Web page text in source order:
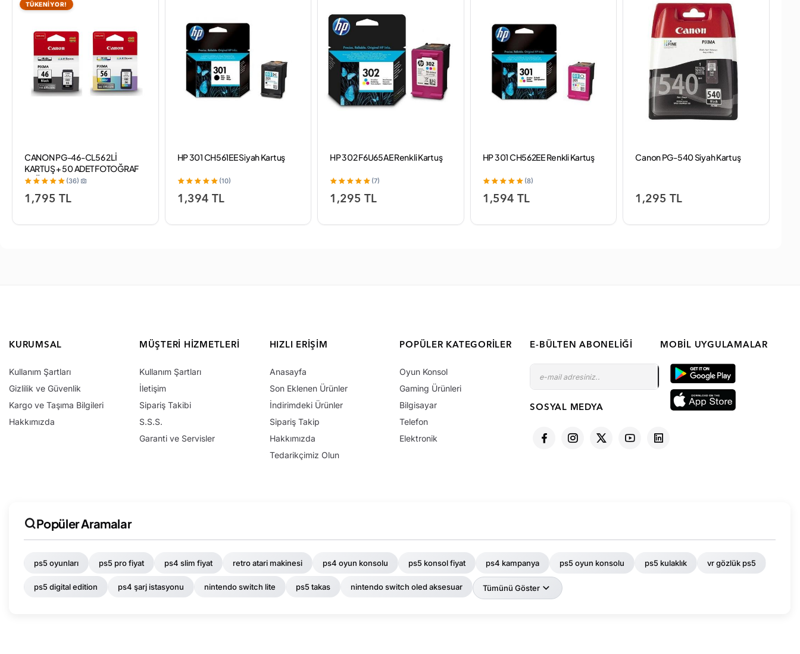
TÜKENİYOR!
CANON PG-46-CL56 2Lİ
KARTUŞ + 50 ADET FOTOĞRAF
KAĞIDI
(36)
1,795 TL
HP 301 CH561EE Siyah Kartuş
(10)
1,394 TL
HP 302 F6U65AE Renkli Kartuş
(7)
1,295 TL
HP 301 CH562EE Renkli Kartuş
(8)
1,594 TL
Canon PG-540 Siyah Kartuş
1,295 TL
KURUMSAL
Kullanım Şartları
Gizlilik ve Güvenlik
Kargo ve Taşıma Bilgileri
Hakkımızda
MÜŞTERI HIZMETLERI
Kullanım Şartları
İletişim
Sipariş Takibi
S.S.S.
Garanti ve Servisler
HIZLI ERIŞIM
Anasayfa
Son Eklenen Ürünler
İndirimdeki Ürünler
Sipariş Takip
Hakkımızda
Tedarikçimiz Olun
POPÜLER KATEGORILER
Oyun Konsol
Gaming Ürünleri
Bilgisayar
Telefon
Elektronik
E-BÜLTEN ABONELIĞI
SOSYAL MEDYA
MOBIL UYGULAMALAR
Popüler Aramalar
ps5 oyunları ps5 pro fiyat ps4 slim fiyat retro atari makinesi ps4 oyun konsolu ps5 konsol fiyat ps4 kampanya ps5 oyun konsolu ps5 kulaklık vr gözlük ps5
ps5 digital edition ps4 şarj istasyonu nintendo switch lite ps5 takas nintendo switch oled aksesuar Tümünü Göster